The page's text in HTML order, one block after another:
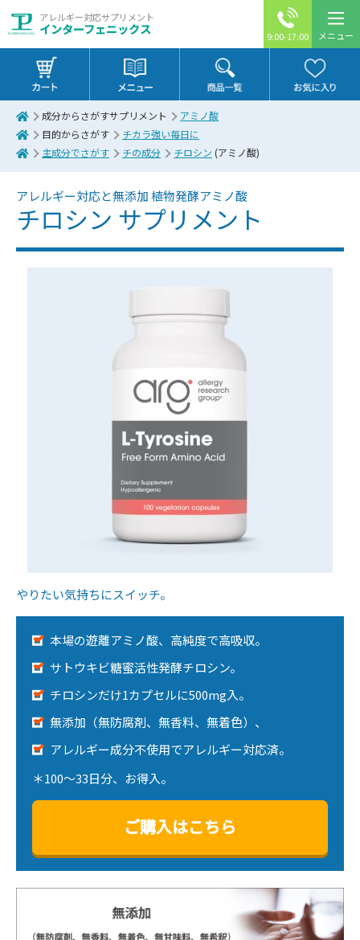
アレルギー対応サプリメント
インターフェニックス 9:00-17:00 メニュー
成分からさがすサプリメント
アミノ酸
目的からさがす
チカラ強い毎日に
主成分でさがす
チの成分 チロシン (アミノ酸)
アレルギー対応と無添加 植物発酵アミノ酸
チロシン サプリメント
やりたい気持ちにスイッチ。
本場の遊離アミノ酸、高純度で高吸収。
サトウキビ糖蜜活性発酵チロシン。
チロシンだけ1カプセルに500mg入。
無添加（無防腐剤、無香料、無着色）、
アレルギー成分不使用でアレルギー対応済。
＊100～33日分、お得入。
ご購入はこちら